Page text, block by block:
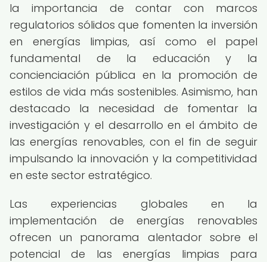
la importancia de contar con marcos
regulatorios sólidos que fomenten la inversión
en energías limpias, así como el papel
fundamental de la educación y la
concienciación pública en la promoción de
estilos de vida más sostenibles. Asimismo, han
destacado la necesidad de fomentar la
investigación y el desarrollo en el ámbito de
las energías renovables, con el fin de seguir
impulsando la innovación y la competitividad
en este sector estratégico.
Las experiencias globales en la
implementación de energías renovables
ofrecen un panorama alentador sobre el
potencial de las energías limpias para